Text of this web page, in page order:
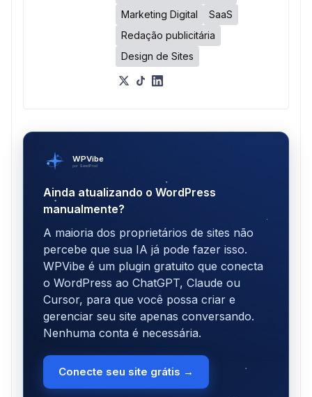
Marketing Digital
SaaS
Redação publicitária
Design de Sites
WPVibe
por SeedProd
Ainda atualizando o WordPress
manualmente?
A maioria dos proprietários de sites não
percebe que sua IA já pode fazer isso.
WPVibe é um plugin gratuito que conecta
o WordPress ao ChatGPT, Claude ou
Cursor, para que você possa criar e
gerenciar seu site apenas conversando.
Nenhuma conta é necessária.
Conecte seu site grátis →